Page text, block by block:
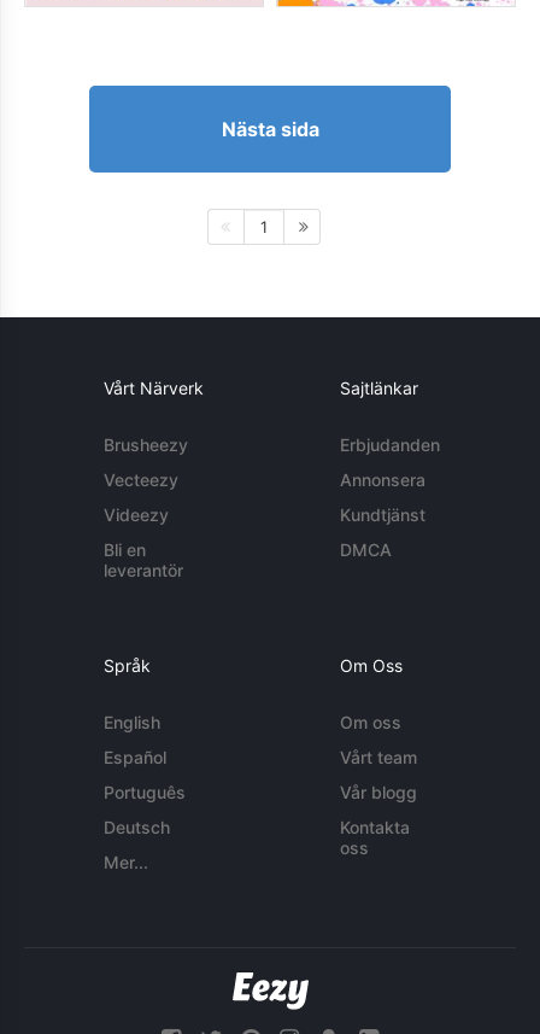
Nästa sida
1
Vårt Närverk
Brusheezy
Vecteezy
Videezy
Bli en
leverantör
Sajtlänkar
Erbjudanden
Annonsera
Kundtjänst
DMCA
Språk
English
Español
Português
Deutsch
Mer...
Om Oss
Om oss
Vårt team
Vår blogg
Kontakta
oss